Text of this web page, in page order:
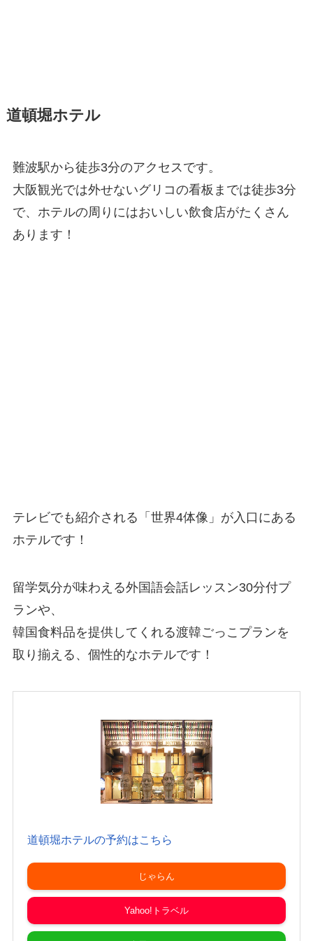
道頓堀ホテル
難波駅から徒歩3分のアクセスです。
大阪観光では外せないグリコの看板までは徒歩3分
で、ホテルの周りにはおいしい飲食店がたくさん
あります！
テレビでも紹介される「世界4体像」が入口にある
ホテルです！
留学気分が味わえる外国語会話レッスン30分付プ
ランや、
韓国食料品を提供してくれる渡韓ごっこプランを
取り揃える、個性的なホテルです！
道頓堀ホテルの予約はこちら
じゃらん
Yahoo!トラベル